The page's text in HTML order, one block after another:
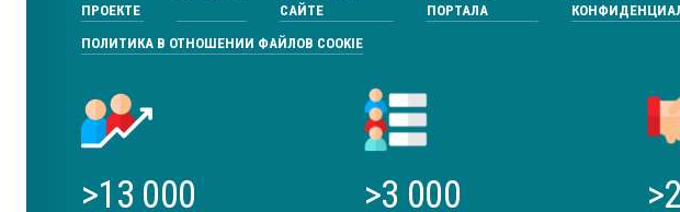
ПРОЕКТЕ
САЙТЕ
ПОРТАЛА
ПОЛИТИКА В ОТНОШЕНИИ ФАЙЛОВ COOKIE
>13 000 >3 000